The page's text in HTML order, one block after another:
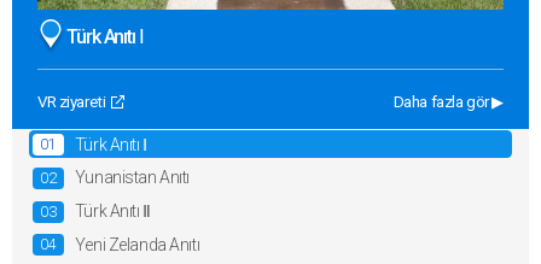
Türk Anıtı Ⅰ
VR ziyareti Daha fazla gör ▶
Sembolik Alan
Türk Anıtı Ⅰ
Yunanistan Anıtı
Türk Anıtı Ⅱ
Yeni Zelanda Anıtı